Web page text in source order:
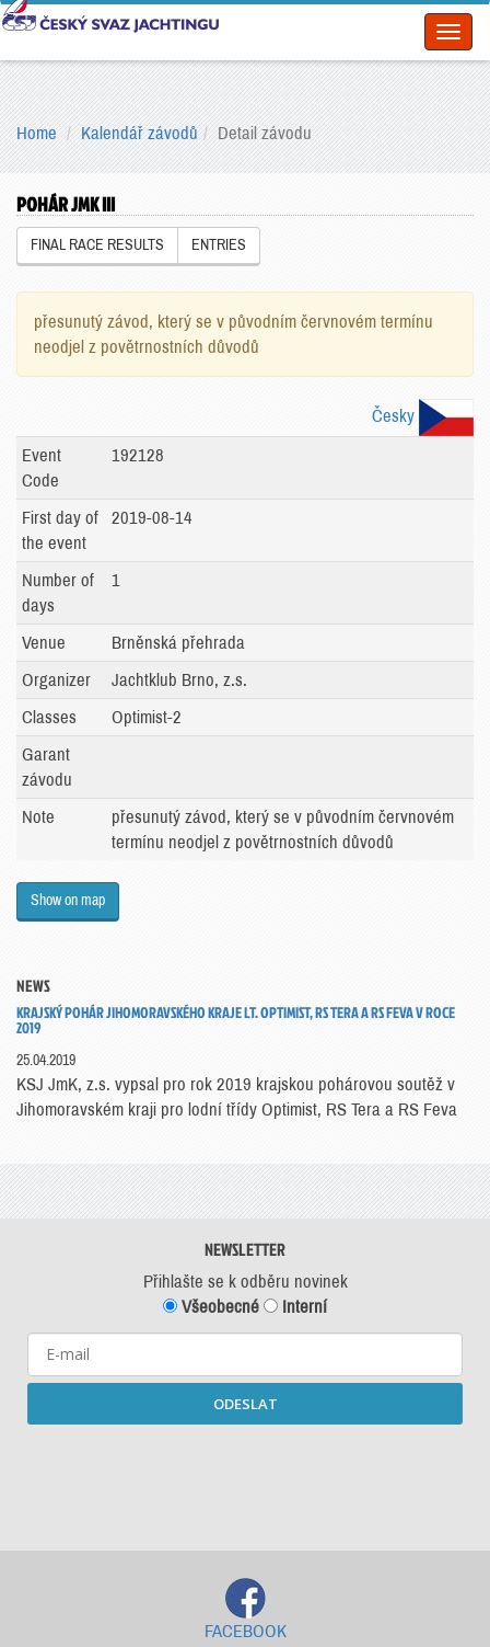
Home Kalendář závodů Detail závodu
POHÁR JMK III
FINAL RACE RESULTS ENTRIES
přesunutý závod, který se v původním červnovém termínu
neodjel z povětrnostních důvodů
Česky
Event
Code
192128
First day of
the event
2019-08-14
Number of
days
1
Venue
Brněnská přehrada
Organizer
Jachtklub Brno, z.s.
Classes
Optimist-2
Garant
závodu
Note
přesunutý závod, který se v původním červnovém
termínu neodjel z povětrnostních důvodů
Show on map
NEWS
KRAJSKÝ POHÁR JIHOMORAVSKÉHO KRAJE LT. OPTIMIST, RS TERA A RS FEVA V ROCE
2019
25.04.2019
KSJ JmK, z.s. vypsal pro rok 2019 krajskou pohárovou soutěž v
Jihomoravském kraji pro lodní třídy Optimist, RS Tera a RS Feva
NEWSLETTER
Přihlašte se k odběru novinek
Všeobecné
Interní
ODESLAT
FACEBOOK